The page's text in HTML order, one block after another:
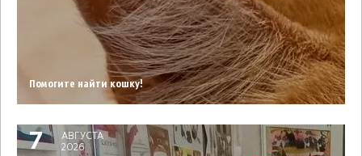
Помогите найти кошку!
7
АВГУСТА
2026